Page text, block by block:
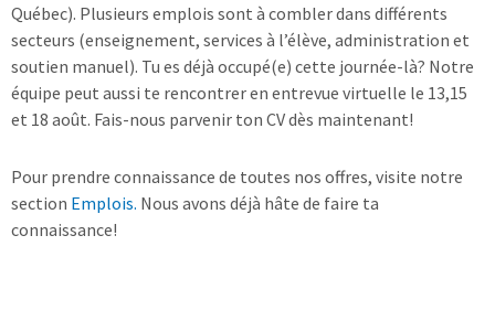
Québec). Plusieurs emplois sont à combler dans différents
secteurs (enseignement, services à l’élève, administration et
soutien manuel). Tu es déjà occupé(e) cette journée-là? Notre
équipe peut aussi te rencontrer en entrevue virtuelle le 13,15
et 18 août. Fais-nous parvenir ton CV dès maintenant!
Pour prendre connaissance de toutes nos offres, visite notre
section Emplois. Nous avons déjà hâte de faire ta
connaissance!